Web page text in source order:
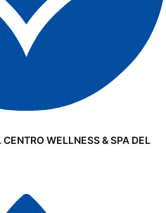
WELLNESS & SPA DEL